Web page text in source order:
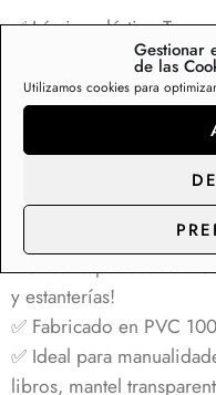
Gestionar
de las
Utilizamos cookies para
✅ Lámina plástico
de 140 cm, venta por
un metro de largo.
continua.
✅ Plástico transparente
de cortar, fácil de coser
transparencia.
impermeable para
incluso lo puedes usar
y estanterías!
✅ Fabricado en PVC
✅ Ideal para
libros, mantel